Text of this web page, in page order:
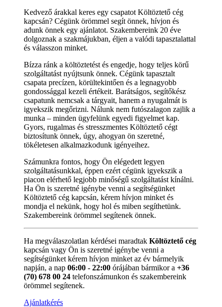
Kedvező árakkal keres egy csapatot Költöztető cég
kapcsán? Cégünk örömmel segít önnek, hívjon és
adunk önnek egy ajánlatot. Szakembereink 20 éve
dolgoznak a szakmájukban, éljen a valódi tapasztalattal
és válasszon minket.
Bízza ránk a költöztetést és engedje, hogy teljes körű
szolgáltatást nyújtsunk önnek. Cégünk tapasztalt
csapata precízen, körültekintően és a legnagyobb
gondossággal kezeli értékeit. Barátságos, segítőkész
csapatunk nemcsak a tárgyait, hanem a nyugalmát is
igyekszik megőrizni. Nálunk nem futószalagon zajlik a
munka – minden ügyfelünk egyedi figyelmet kap.
Gyors, rugalmas és stresszmentes Költöztető cégt
biztosítunk önnek, úgy, ahogyan ön szeretné,
tökéletesen alkalmazkodunk igényeihez.
Számunkra fontos, hogy Ön elégedett legyen
szolgáltatásunkkal, éppen ezért cégünk igyekszik a
piacon elérhető legjobb minőségű szolgáltatást kínálni.
Ha Ön is szeretné igénybe venni a segítségünket
Költöztető cég kapcsán, kérem hívjon minket és
mondja el nekünk, hogy hol és miben segíthetünk.
Szakembereink örömmel segítenek önnek.
Ha megválaszolatlan kérdései maradtak Költöztető cég
kapcsán vagy Ön is szeretné igénybe venni a
segítségünket kérem hívjon minket az év bármelyik
napján, a nap 06:00 - 22:00 órájában bármikor a +36
(70) 678 00 24 telefonszámunkon és szakembereink
örömmel segítenek.
Ajánlatkérés